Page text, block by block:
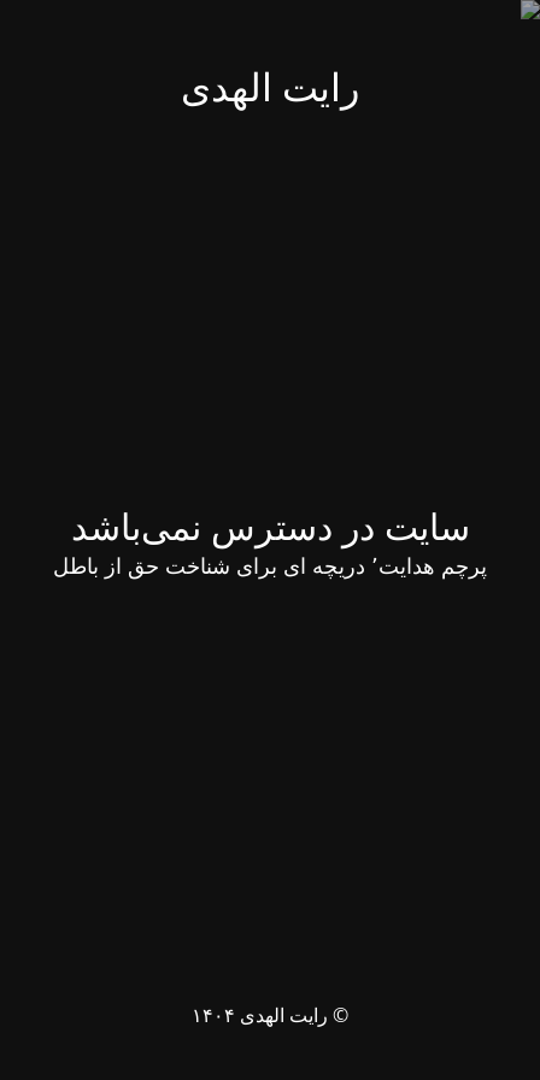
رایت الهدی
سایت در دسترس نمی‌باشد
پرچم هدایت٬ دریچه ای برای شناخت حق از باطل
© رایت الهدی ۱۴۰۴